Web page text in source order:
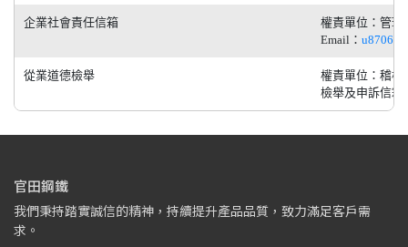
企業社會責任信箱
權責單位：管理
Email：
從業道德檢舉
權責單位：稽核
檢舉及申訴信箱
官田鋼鐵
我們秉持踏實誠信的精神，持續提升產品品質，致力滿足客戶需
求。